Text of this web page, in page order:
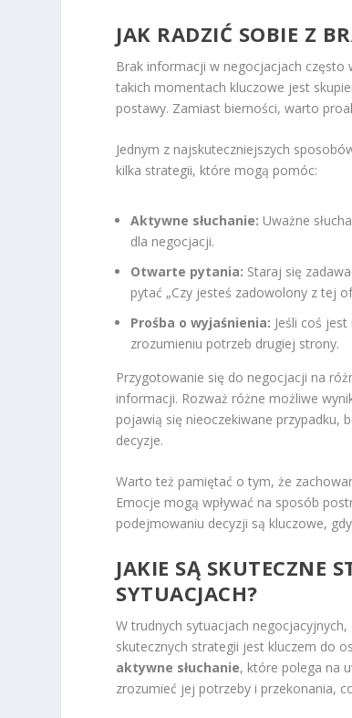
JAK RADZIĆ SOBIE Z
Brak informacji w negocjacjach często
takich momentach kluczowe jest
postawy. Zamiast bierności, warto
Jednym z najskuteczniejszych
kilka strategii, które mogą pomóc:
Aktywne słuchanie: Uważne
dla negocjacji.
Otwarte pytania: Staraj się
pytać „Czy jesteś zadowolony z tej
Prośba o wyjaśnienia: Jeśli coś
zrozumieniu potrzeb drugiej strony.
Przygotowanie się do negocjacji na
informacji. Rozważ różne możliwe
pojawią się nieoczekiwane przypadku,
decyzje.
Warto też pamiętać o tym, że
Emocje mogą wpływać na sposób
podejmowaniu decyzji są kluczowe,
JAKIE SĄ SKUTECZNE
SYTUACJACH?
W trudnych sytuacjach
skutecznych strategii jest kluczem do
aktywne słuchanie, które polega na
zrozumieć jej potrzeby i przekonania,